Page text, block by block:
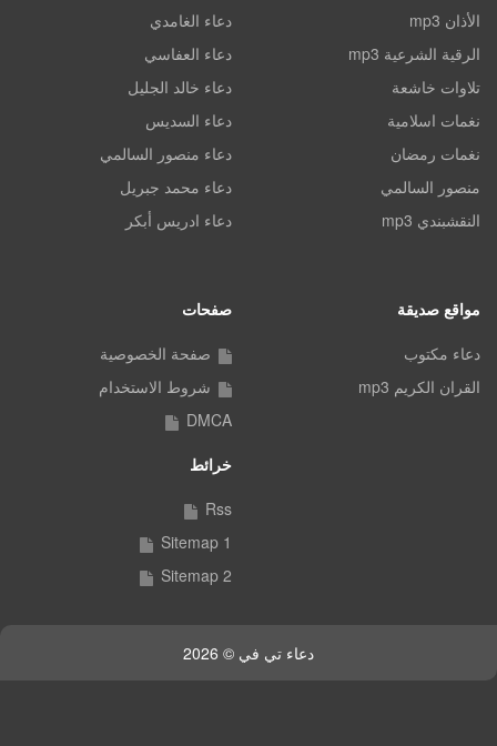
الأذان mp3
الرقية الشرعية mp3
تلاوات خاشعة
نغمات اسلامية
نغمات رمضان
منصور السالمي
النقشبندي mp3
دعاء الغامدي
دعاء العفاسي
دعاء خالد الجليل
دعاء السديس
دعاء منصور السالمي
دعاء محمد جبريل
دعاء ادريس أبكر
مواقع صديقة
دعاء مكتوب
القران الكريم mp3
صفحات
صفحة الخصوصية
شروط الاستخدام
DMCA
خرائط
Rss
Sitemap 1
Sitemap 2
دعاء تي في © 2026